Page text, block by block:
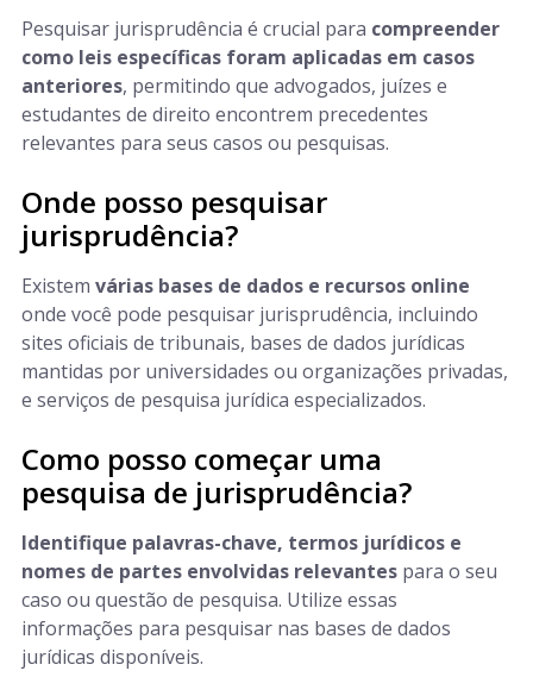
Pesquisar jurisprudência é crucial para compreender
como leis específicas foram aplicadas em casos
anteriores, permitindo que advogados, juízes e
estudantes de direito encontrem precedentes
relevantes para seus casos ou pesquisas.
Onde posso pesquisar
jurisprudência?
Existem várias bases de dados e recursos online
onde você pode pesquisar jurisprudência, incluindo
sites oficiais de tribunais, bases de dados jurídicas
mantidas por universidades ou organizações privadas,
e serviços de pesquisa jurídica especializados.
Como posso começar uma
pesquisa de jurisprudência?
Identifique palavras-chave, termos jurídicos e
nomes de partes envolvidas relevantes para o seu
caso ou questão de pesquisa. Utilize essas
informações para pesquisar nas bases de dados
jurídicas disponíveis.